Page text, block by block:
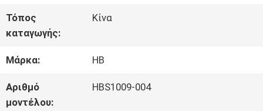
ΕΜΆΣ
Τόπος
καταγωγής:
Κίνα
Μάρκα: HB
Αριθμό
μοντέλου:
HBS1009-004